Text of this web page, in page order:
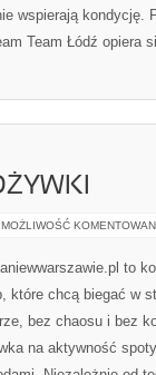
wspierają kondycję.
Team Łódź opiera
MOŻLIWOŚĆ
to
które chcą biegać w
bez chaosu i bez
na aktywność